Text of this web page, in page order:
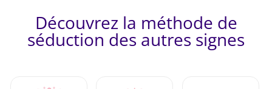
Découvrez la méthode de
séduction des autres signes